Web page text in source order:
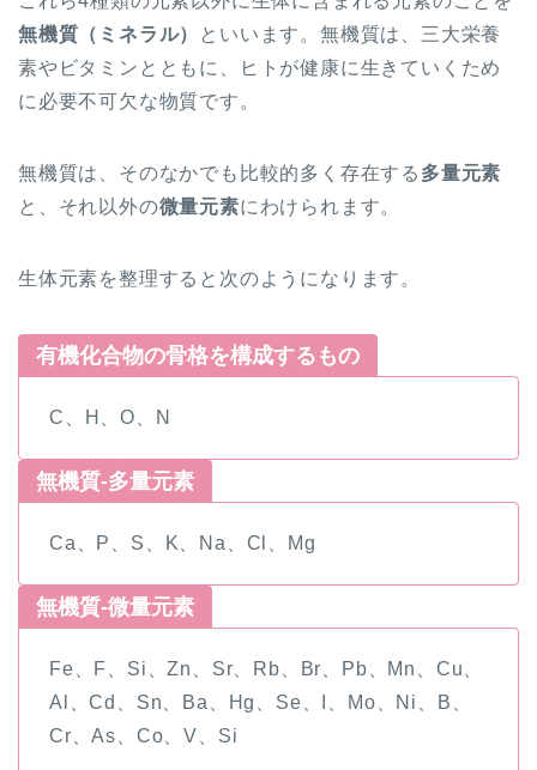
無機質（ミネラル）
といいます。無機質は、三大栄養
素やビタミンとともに、ヒトが健康に生きていくため
に必要不可欠な物質です。
無機質は、そのなかでも比較的多く存在する 多量元素
と、それ以外の微量元素にわけられます。
生体元素を整理すると次のようになります。
有機化合物の骨格を構成するもの
C、H、O、N
無機質-多量元素
Ca、P、 S K、 Na、Cl、Mg
無機質-微量元素
Fe、F、Si、Zn、Sr、Rb、Br、Pb、Mn、Cu、
Al、Cd、Sn、Ba、Hg、Se、I、Mo、Ni、B、
Cr、As、Co、V、Si